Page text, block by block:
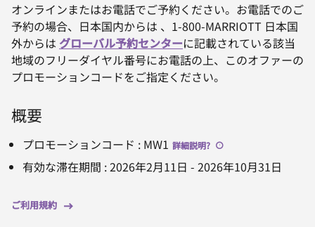
オンラインまたはお電話でご予約ください。お電話でのご
予約の場合、日本国内からは 、1-800-MARRIOTT 日本国
外からは グローバル予約センターに記載されている該当
地域のフリーダイヤル番号にお電話の上、このオファーの
プロモーションコードをご指定ください。
概要
プロモーションコード : MW1 詳細説明?
有効な滞在期間 :2026年2月11日 - 2026年10月31日
ご利用規約